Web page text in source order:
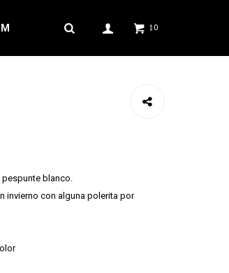
$ 0
blanco.
invierno con alguna polerita por